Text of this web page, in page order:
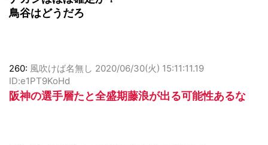
ナカジはほぼ確定か？
鳥谷はどうだろ
260:風吹けば名無し
ID:e1PT9KoHd
阪神の選手層たと全盛期藤浪が出る可能性あるな